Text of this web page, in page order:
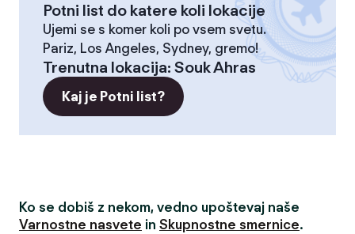
Potni list do katere koli lokacije
Ujemi se s komer koli po vsem svetu.
Pariz, Los Angeles, Sydney, gremo!
Trenutna lokacija: Souk Ahras
Kaj je Potni list?
Ko se dobiš z nekom, vedno upoštevaj naše
Varnostne nasvete in Skupnostne smernice.